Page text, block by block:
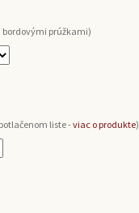
bordovými prúžkami)
liste -viac o produkte)